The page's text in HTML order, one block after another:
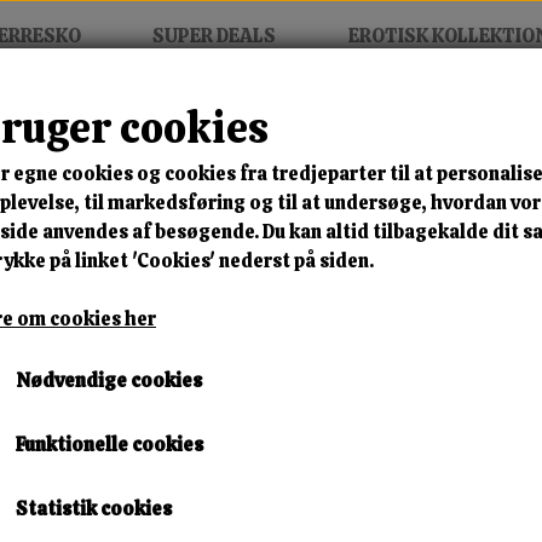
SUPER DEALS EROTISK
Amanta Babydoll
MIX FRIT • KØB 3 BETAL
Obsessive Amanta
🎁 SPAR 10 % – KLIK
429,00 kr.
S/M
cookies
egne cookies og cookies fra tredjeparter til at
til markedsføring og til at undersøge, hvordan
anvendes af besøgende. Du kan altid tilbagekalde dit
på linket 'Cookies' nederst på siden.
om cookies her
Nødvendige cookies
Funktionelle cookies
Statistik cookies